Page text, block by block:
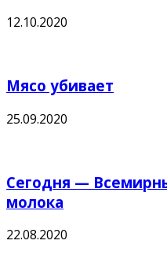
12.10.2020
Мясо убивает
25.09.2020
Сегодня —
молока
22.08.2020